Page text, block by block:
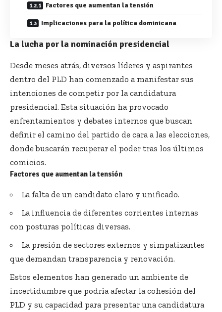
Factores que aumentan la tensión
Implicaciones para la política dominicana
La lucha por la nominación presidencial
Desde meses atrás, diversos líderes y aspirantes
dentro del PLD han comenzado a manifestar sus
intenciones de competir por la candidatura
presidencial. Esta situación ha provocado
enfrentamientos y debates internos que buscan
definir el camino del partido de cara a las elecciones,
donde buscarán recuperar el poder tras los últimos
comicios.
Factores que aumentan la tensión
La falta de un candidato claro y unificado.
La influencia de diferentes corrientes internas
con posturas políticas diversas.
La presión de sectores externos y simpatizantes
que demandan transparencia y renovación.
Estos elementos han generado un ambiente de
incertidumbre que podría afectar la cohesión del
PLD y su capacidad para presentar una candidatura